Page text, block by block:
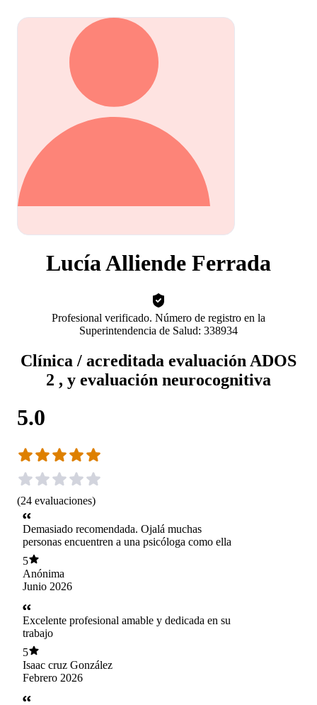
Lucía Alliende Ferrada
Profesional verificado. Número de registro en la
Superintendencia de Salud: 338934
Clínica / acreditada evaluación ADOS
2 , y evaluación neurocognitiva
5.0
(24 evaluaciones)
Demasiado recomendada. Ojalá muchas
personas encuentren a una psicóloga como ella
5
Anónima
Junio 2026
Excelente profesional amable y dedicada en su
trabajo
5
Isaac cruz González
Febrero 2026